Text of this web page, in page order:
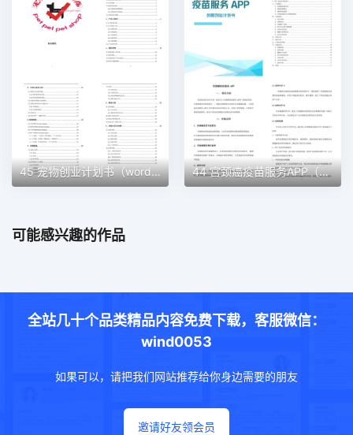
45 宠物创业计划书（word＋ppt配套）创业计划书word模板 44 宫颈癌疫苗服务APP（word＋ppt配套）创业计划书word模板
可能感兴趣的作品
全站几十个品类精品内容免费下载，客服微信：
wind0053
如果可以，请把我们网站推荐给你身边需要的朋友
邀请好友领会员